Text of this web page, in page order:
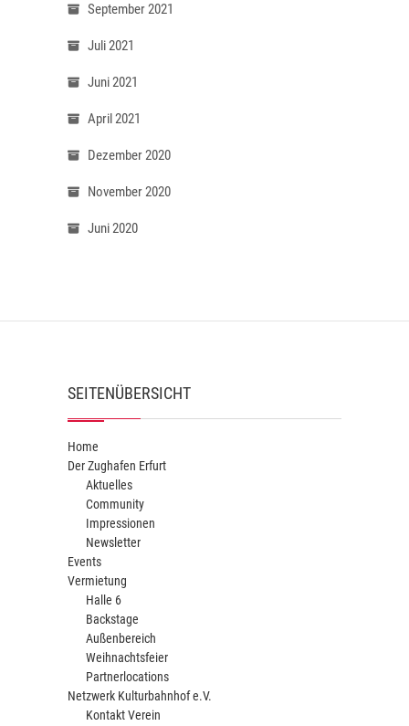
September 2021
Juli 2021
Juni 2021
April 2021
Dezember 2020
November 2020
Juni 2020
SEITENÜBERSICHT
Home
Der Zughafen Erfurt
Aktuelles
Community
Impressionen
Newsletter
Events
Vermietung
Halle 6
Backstage
Außenbereich
Weihnachtsfeier
Partnerlocations
Netzwerk Kulturbahnhof e.V.
Kontakt Verein